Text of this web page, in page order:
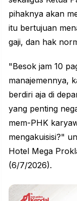
pihaknya akan
itu bertujuan
gaji, dan hak
"Besok jam 10
manajemennya,
berdiri aja di
yang penting
mem-PHK
mengakuisisi?"
Hotel Mega
(6/7/2026).